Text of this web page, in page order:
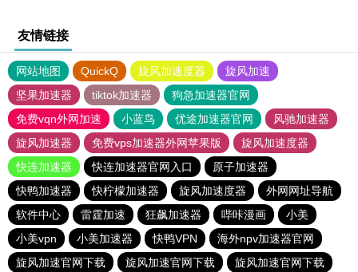
友情链接
网站地图 QuickQ 旋风加速度器
旋风加速
坚果加速器
tiktok加速器
狗急加速器官网
免费vqn外网加速
小蓝鸟 优途加速器官网
风驰加速器
旋风加速器
免费vps加速器外网苹果版
旋风加速度器
快连加速器
快连加速器官网入口
原子加速器
快鸭加速器
快柠檬加速器 旋风加速度器
外网网址导航
软件中心
雷霆加速 狂飙加速器 哔咔漫画
小美
小美vpn
小美加速器 快鸭VPN
海外npv加速器官网
旋风加速官网下载
旋风加速官网下载 旋风加速官网下载